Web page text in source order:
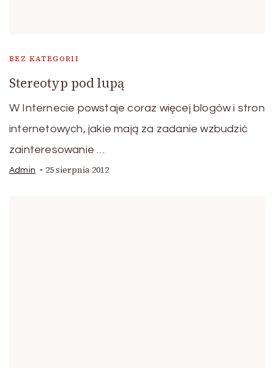
BEZ KATEGORII
Stereotyp pod lupą
W Internecie powstaje coraz więcej blogów i stron
internetowych, jakie mają za zadanie wzbudzić
zainteresowanie …
Admin 25 sierpnia 2012